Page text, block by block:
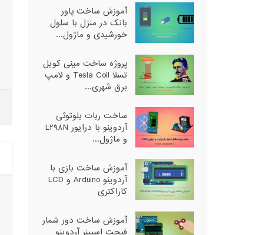
آموزش ساخت پاور
بانک در منزل با سلول
خورشیدی و ماژول...
پروژه ساخت مینی کویل
تسلا Tesla Coil و لامپ
برق شهری...
ساخت ربات بلوتوثی
آردوینو با درایور L298N
و ماژول...
آموزش ساخت بازی با
آردوینو Arduino و LCD
کاراکتری
آموزش ساخت دور شمار
فیجت اسپینر آردوینو